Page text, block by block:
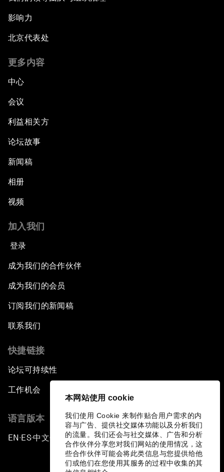
本网站使用 cookie
我们使用 Cookie 来制作贴合用户需求的内
容与广告、提供社交媒体功能以及分析我们
的流量。我们还会与社交媒体、广告和分析
合作伙伴分享您对我们网站的使用情况，这
些合作伙伴可能会将此类信息与您提供给他
们或他们在您使用其服务的过程中收集的其
影响力
北京代表处
更多内容
中心
会议
利益相关方
论坛故事
新闻稿
相册
视频
加入我们
登录
成为我们的合作伙伴
成为我们的会员
订阅我们的新闻稿
联系我们
快捷链接
论坛可持续性
工作机会
语言版本
EN ▪ ES▪中文▪ 日本語